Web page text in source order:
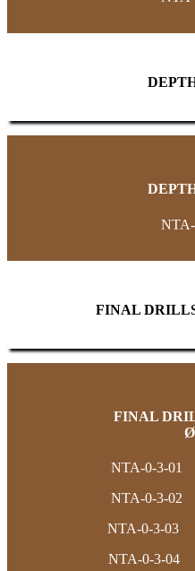
NTA-
FINAL
FINAL
Ø
NTA-0-3-01
NTA-0-3-02
NTA-0-3-03
NTA-0-3-04